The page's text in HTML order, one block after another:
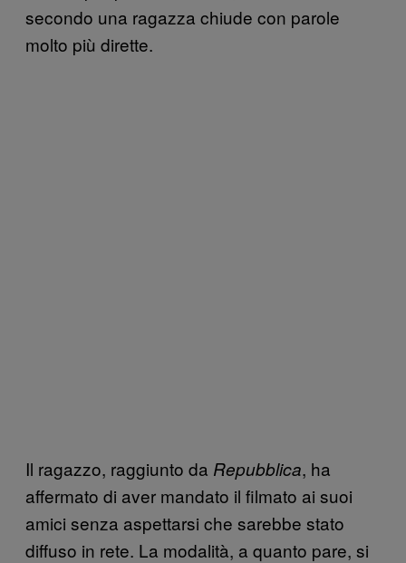
secondo una ragazza chiude con parole
molto più dirette.
Il ragazzo, raggiunto da Repubblica, ha
affermato di aver mandato il filmato ai suoi
amici senza aspettarsi che sarebbe stato
diffuso in rete. La modalità, a quanto pare, si